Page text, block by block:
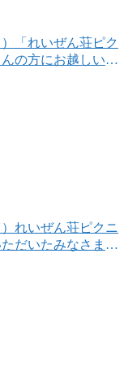
「れいぜん荘ピク
の方にお越しいた
れいぜん荘ピクニ
だいたみなさまあ